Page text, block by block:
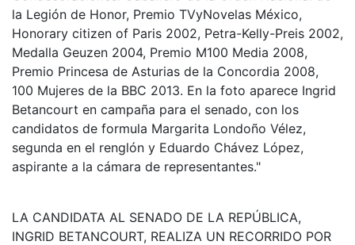
la Legión de Honor, Premio TVyNovelas México,
Honorary citizen of Paris 2002, Petra-Kelly-Preis 2002,
Medalla Geuzen 2004, Premio M100 Media 2008,
Premio Princesa de Asturias de la Concordia 2008,
100 Mujeres de la BBC 2013. En la foto aparece Ingrid
Betancourt en campaña para el senado, con los
candidatos de formula Margarita Londoño Vélez,
segunda en el renglón y Eduardo Chávez López,
aspirante a la cámara de representantes."
LA CANDIDATA AL SENADO DE LA REPÚBLICA,
INGRID BETANCOURT, REALIZA UN RECORRIDO POR